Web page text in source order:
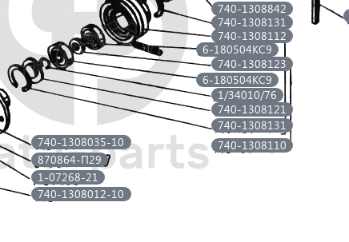
740-1308131
740-1308131
740-1308123
1/34010/76
740-1308012-10
740-1308121
740-1308842
6-180504КС9
6-180504КС9
740-1308112
1-07268-21
870864-П29
740-1308035-10 740-1308110